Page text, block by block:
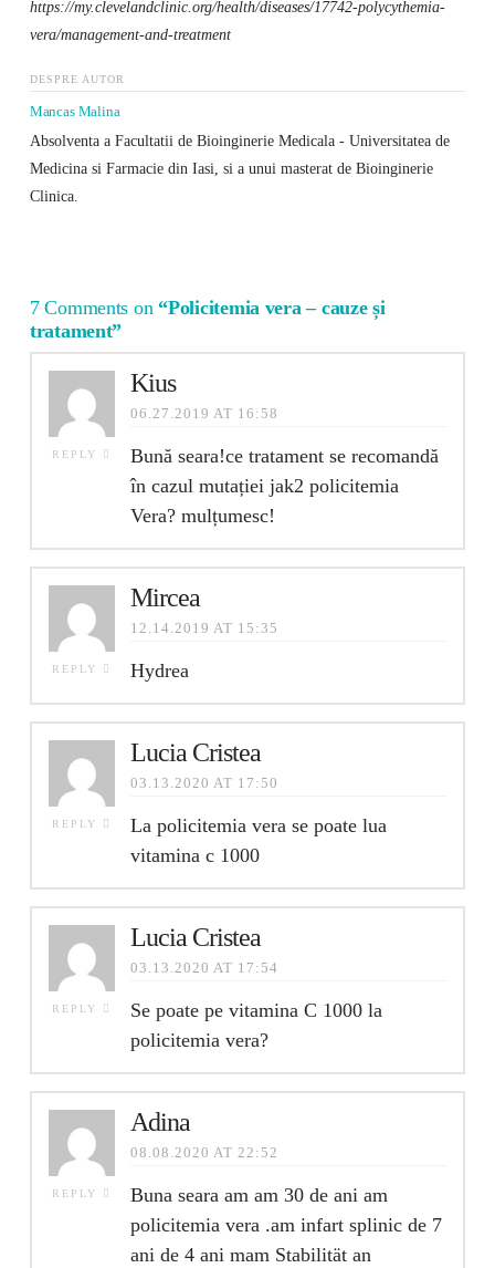
https://my.clevelandclinic.org/health/diseases/17742-polycythemia-
vera/management-and-treatment
DESPRE AUTOR
Mancas Malina
Absolventa a Facultatii de Bioinginerie Medicala - Universitatea de
Medicina si Farmacie din Iasi, si a unui masterat de Bioinginerie
Clinica.
7 Comments on “Policitemia vera – cauze și
tratament”
REPLY
Kius
06.27.2019 AT 16:58
Bună seara!ce tratament se recomandă
în cazul mutației jak2 policitemia
Vera? mulțumesc!
REPLY
Mircea
12.14.2019 AT 15:35
Hydrea
REPLY
Lucia Cristea
03.13.2020 AT 17:50
La policitemia vera se poate lua
vitamina c 1000
REPLY
Lucia Cristea
03.13.2020 AT 17:54
Se poate pe vitamina C 1000 la
policitemia vera?
REPLY
Adina
08.08.2020 AT 22:52
Buna seara am am 30 de ani am
policitemia vera .am infart splinic de 7
ani de 4 ani mam Stabilität an